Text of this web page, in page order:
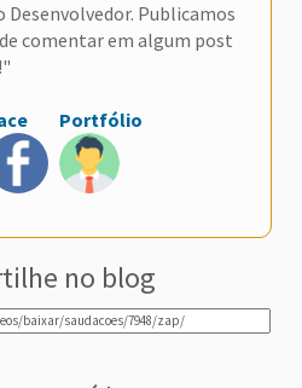
Desenvolvedor. Publicamos
comentar em algum post
Portfólio
no blog